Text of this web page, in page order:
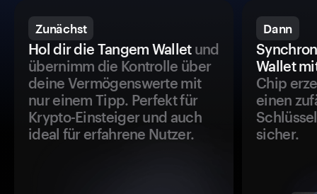
Zunächst
Hol dir die Tangem Walletund
übernimm die Kontrolle über
deine Vermögenswerte mit
nur einem Tipp. Perfekt für
Krypto-Einsteiger und auch
ideal für erfahrene Nutzer.
Dann
Wallet
Chip
einen
sicher.